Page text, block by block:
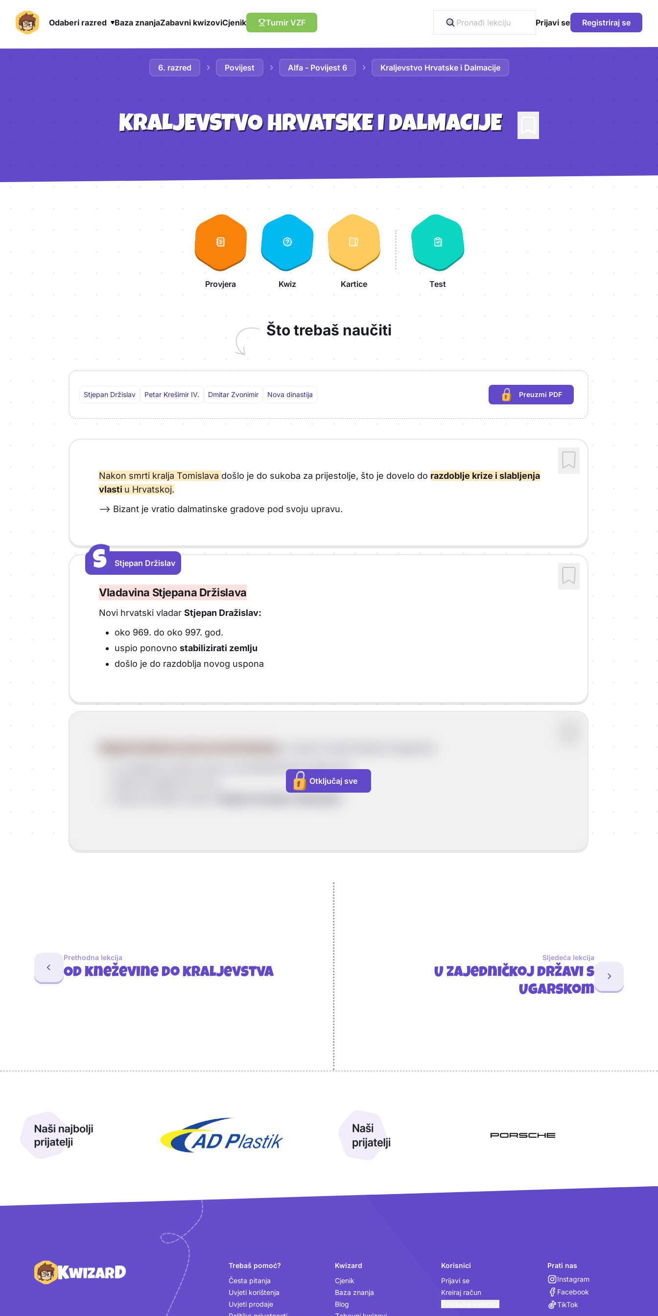
Odaberi razred Baza znanjaZabavni kwizoviCjenik Turnir VZF Prijavi se Registriraj se
6. razred
Povijest Alfa - Povijest 6 Kraljevstvo Hrvatske i Dalmacije
KRALJEVSTVO HRVATSKE I DALMACIJE
Provjera Kwiz Kartice Test
Što trebaš naučiti
Stjepan Držislav Petar Krešimir IV. Dmitar Zvonimir Nova dinastija Preuzmi PDF
(potrebna prijava)
Nakon smrti kralja Tomislava došlo je do sukoba za prijestolje, što je dovelo do razdoblje krize i slabljenja
vlasti u Hrvatskoj.
--> Bizant je vratio dalmatinske gradove pod svoju upravu.
S
S
Stjepan Držislav
Vladavina Stjepana Držislava
Novi hrvatski vladar Stjepan Dražislav:
oko 969. do oko 997. god.
uspio ponovno stabilizirati zemlju
došlo je do razdoblja novog uspona
za nagradu je dobio upravu nad dalmatinskim gradovima
Otključaj sve
Prethodna lekcija
Od kneževine do kraljevstva
Sljedeća lekcija
U zajedničkoj državi s
Ugarskom
Podnožje
Trebaš pomoć?
Česta pitanja
Uvjeti korištenja
Uvjeti prodaje
Kwizard
Cjenik
Baza znanja
Blog
Korisnici
Prijavi se
Kreiraj račun
Prati nas
Instagram
Facebook
TikTok